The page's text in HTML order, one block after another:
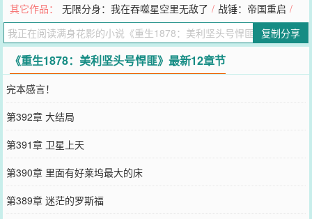
的住客。夜晚，他是令所有西部白人闻风丧胆的劫匪首领。爱尔兰人
的死士孔犯下滔天大案，再用英裔死士的身份洗白万贯家财。用华裔
的死士树立正义的形象。当文明的秩序无法带来公正，那就让荒野的
法则来重新洗牌！不同意搞个华人州出来？那我只好搞个新联邦了！
您要是觉得《重生1878：美利坚头号悍匪》还不错的话请不要忘记向
您QQ群和微博微信里的朋友推荐哦！
其它作品： 无限分身：我在吞噬星空里无敌了 / 战锤：帝国重启 /
复制分享
《重生1878：美利坚头号悍匪》最新12章节
完本感言！
第392章 大结局
第391章 卫星上天
第390章 里面有好莱坞最大的床
第389章 迷茫的罗斯福